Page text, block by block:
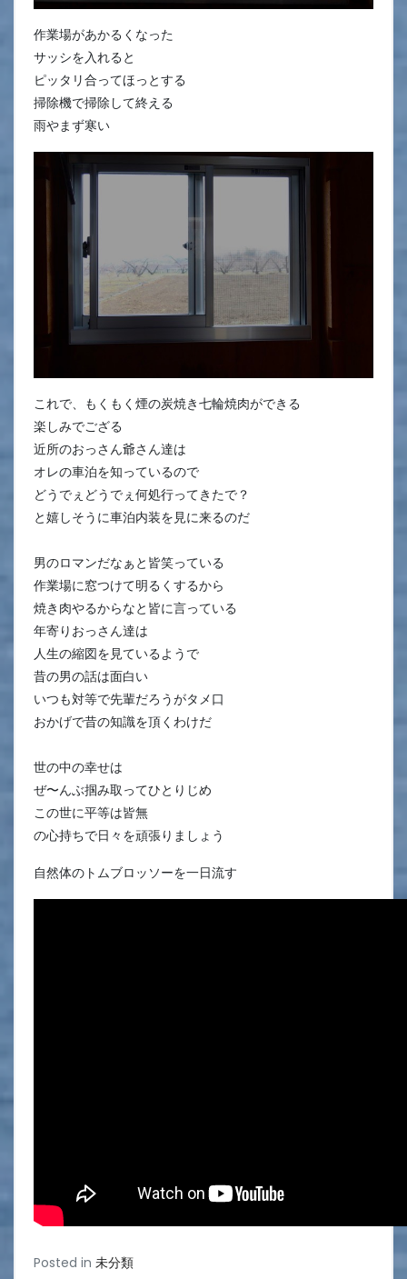
作業場があかるくなった
サッシを入れると
ピッタリ合ってほっとする
掃除機で掃除して終える
雨やまず寒い
これで、もくもく煙の炭焼き七輪焼肉ができる
楽しみでござる
近所のおっさん爺さん達は
オレの車泊を知っているので
どうでぇどうでぇ何処行ってきたで？
と嬉しそうに車泊内装を見に来るのだ
男のロマンだなぁと皆笑っている
作業場に窓つけて明るくするから
焼き肉やるからなと皆に言っている
年寄りおっさん達は
人生の縮図を見ているようで
昔の男の話は面白い
いつも対等で先輩だろうがタメ口
おかげで昔の知識を頂くわけだ
世の中の幸せは
ぜ〜んぶ掴み取ってひとりじめ
この世に平等は皆無
の心持ちで日々を頑張りましょう
自然体のトムブロッソーを一日流す
Posted in 未分類